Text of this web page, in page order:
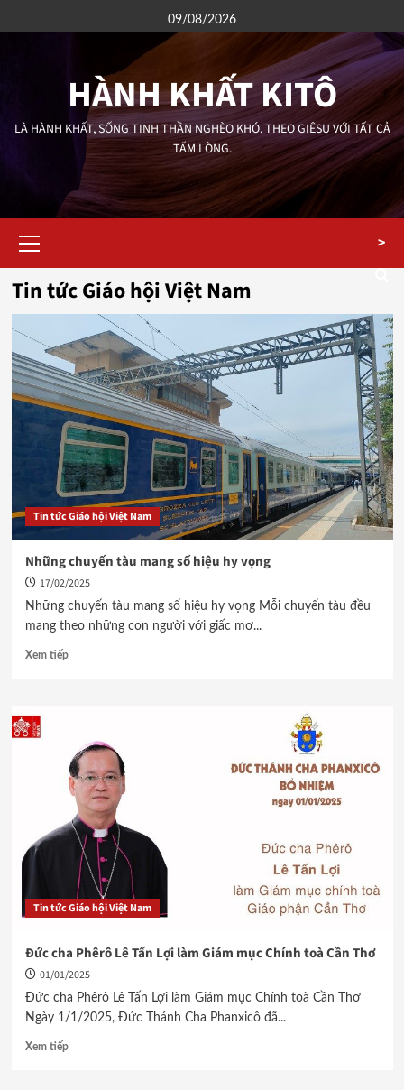
to
09/08/2026
HÀNH KHẤT KITÔ
LÀ HÀNH KHẤT, SỐNG TINH THẦN NGHÈO KHÓ. THEO GIÊSU VỚI TẤT CẢ
TẤM LÒNG.
Menu
>
Tin tức Giáo hội Việt Nam
Tin tức Giáo hội Việt Nam
Những chuyến tàu mang số hiệu hy vọng
17/02/2025
Những chuyến tàu mang số hiệu hy vọng Mỗi chuyến tàu đều
mang theo những con người với giấc mơ...
Xem tiếp
Tin tức Giáo hội Việt Nam
Đức cha Phêrô Lê Tấn Lợi làm Giám mục Chính toà Cần Thơ
01/01/2025
Đức cha Phêrô Lê Tấn Lợi làm Giám mục Chính toà Cần Thơ
Ngày 1/1/2025, Đức Thánh Cha Phanxicô đã...
Xem tiếp